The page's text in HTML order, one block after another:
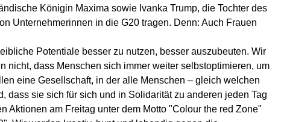
Königin Maxima sowie Ivanka Trump, die Tochter des
Unternehmerinnen in die G20 tragen. Denn: Auch Frauen
Potentiale besser zu nutzen, besser auszubeuten. Wir
dass Menschen sich immer weiter selbstoptimieren, um
eine Gesellschaft, in der alle Menschen – gleich welchen
dass sie sich für sich und in Solidarität zu anderen jeden Tag
am Freitag unter dem Motto "Colour the red Zone"